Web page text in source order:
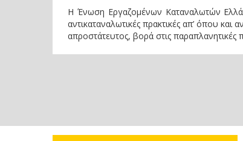
Η Ένωση Εργαζομένων Καταναλωτών
αντικαταναλωτικές πρακτικές απ’ όπου και
απροστάτευτος, βορά στις παραπλανητικές